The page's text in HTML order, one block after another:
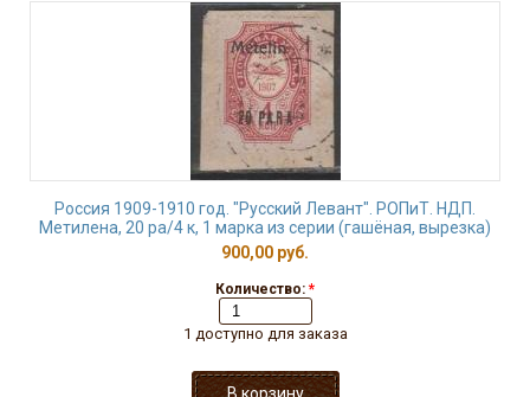
Россия 1909-1910 год. "Русский Левант". РОПиТ. НДП.
Метилена, 20 ра/4 к, 1 марка из серии (гашёная, вырезка)
900,00 руб.
Количество: *
1 доступно для заказа